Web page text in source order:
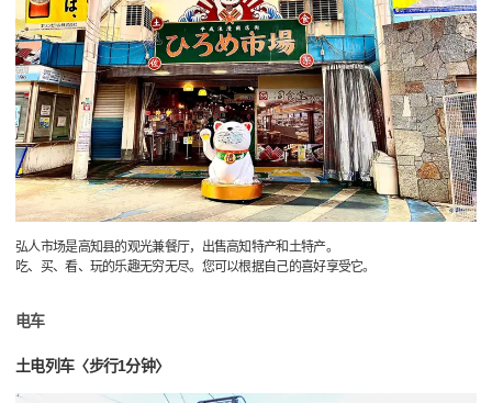
弘人市场是高知县的观光兼餐厅，出售高知特产和土特产。
吃、买、看、玩的乐趣无穷无尽。您可以根据自己的喜好享受它。
电车
土电列车〈步行1分钟〉